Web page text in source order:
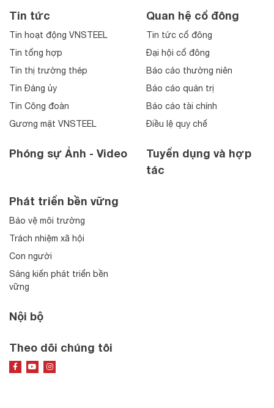
Tin tức
Tin hoạt động VNSTEEL
Tin tổng hợp
Tin thị trường thép
Tin Đảng ủy
Tin Công đoàn
Gương mặt VNSTEEL
Phóng sự Ảnh - Video
Quan hệ cổ đông
Tin tức cổ đông
Đại hội cổ đông
Báo cáo thường niên
Báo cáo quản trị
Báo cáo tài chính
Điều lệ quy chế
Tuyển dụng và hợp
tác
Phát triển bền vững
Bảo vệ môi trường
Trách nhiệm xã hội
Con người
Sáng kiến phát triển bền
vững
Nội bộ
Theo dõi chúng tôi